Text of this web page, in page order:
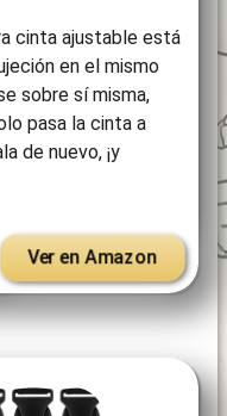
cinta ajustable está
en el mismo
sobre sí misma,
pasa la cinta a
de nuevo, ¡y
Ver en Amazon